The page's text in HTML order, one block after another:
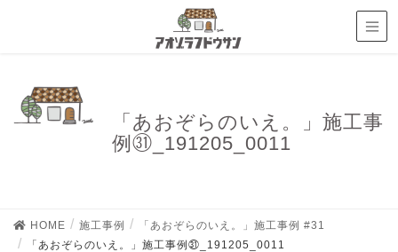
「あおぞらのいえ。」施工事
例㉛_191205_0011
HOME 施工事例
「あおぞらのいえ。」施工事例 #31
「あおぞらのいえ。」施工事例㉛_191205_0011